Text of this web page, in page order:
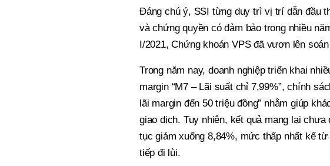
Đáng chú ý, SSI từng duy trì vị trí dẫn đầu
và chứng quyền có đảm bảo trong nhiều
I/2021, Chứng khoán VPS đã vươn lên
Trong năm nay, doanh nghiệp triển khai
margin “M7 – Lãi suất chỉ 7,99%”, chính
lãi margin đến 50 triệu đồng” nhằm giúp
giao dịch. Tuy nhiên, kết quả mang lại
tục giảm xuống 8,84%, mức thấp nhất kể
tiếp đi lùi.